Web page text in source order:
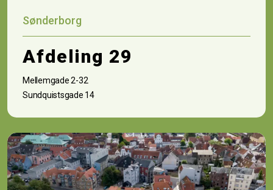
Sønderborg
Afdeling 29
Mellemgade 2-32
Sundquistsgade 14